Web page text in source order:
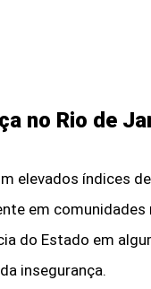
no Rio de
elevados índices
em comunidades
do Estado em
insegurança.